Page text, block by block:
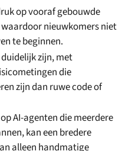
op vooraf gebouwde
nieuwkomers niet
te beginnen.
zijn, met
die
zijn dan ruwe code of
AI-agenten die meerdere
kan een bredere
alleen handmatige